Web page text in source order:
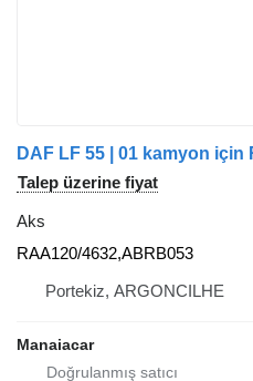
DAF LF 55 | 01 kamyon için
Talep üzerine fiyat
Aks
RAA120/4632,ABRB053
Portekiz, ARGONCILHE
Manaiacar